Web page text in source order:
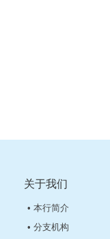
关于我们
• 本行简介
• 分支机构